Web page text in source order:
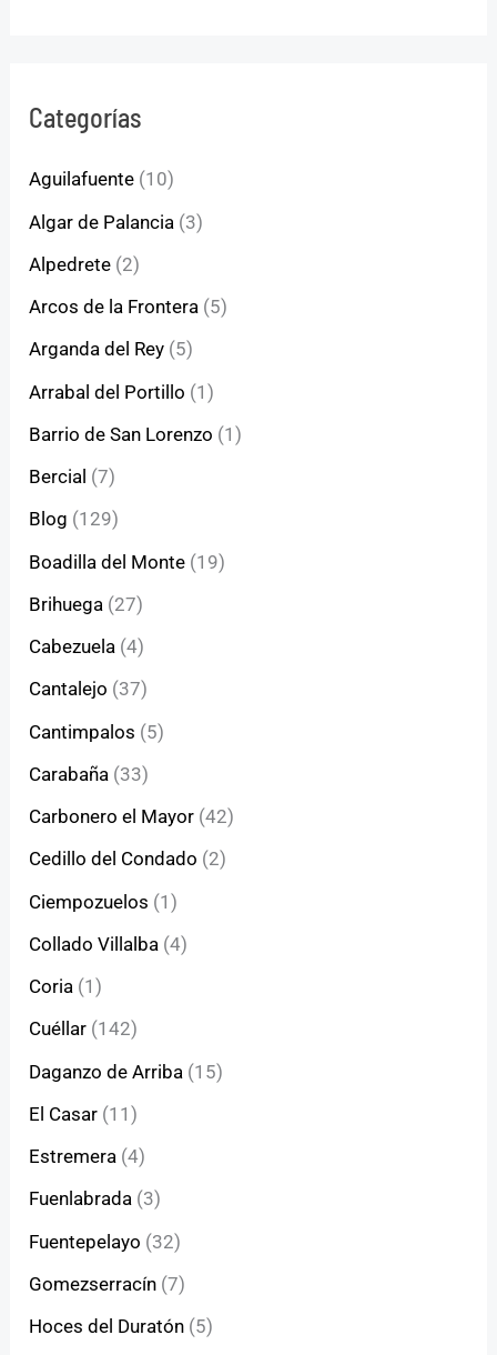
Categorías
Aguilafuente (10)
Algar de Palancia (3)
Alpedrete (2)
Arcos de la Frontera (5)
Arganda del Rey (5)
Arrabal del Portillo (1)
Barrio de San Lorenzo (1)
Bercial (7)
Blog (129)
Boadilla del Monte (19)
Brihuega (27)
Cabezuela (4)
Cantalejo (37)
Cantimpalos (5)
Carabaña (33)
Carbonero el Mayor (42)
Cedillo del Condado (2)
Ciempozuelos (1)
Collado Villalba (4)
Coria (1)
Cuéllar (142)
Daganzo de Arriba (15)
El Casar (11)
Estremera (4)
Fuenlabrada (3)
Fuentepelayo (32)
Gomezserracín (7)
Hoces del Duratón (5)